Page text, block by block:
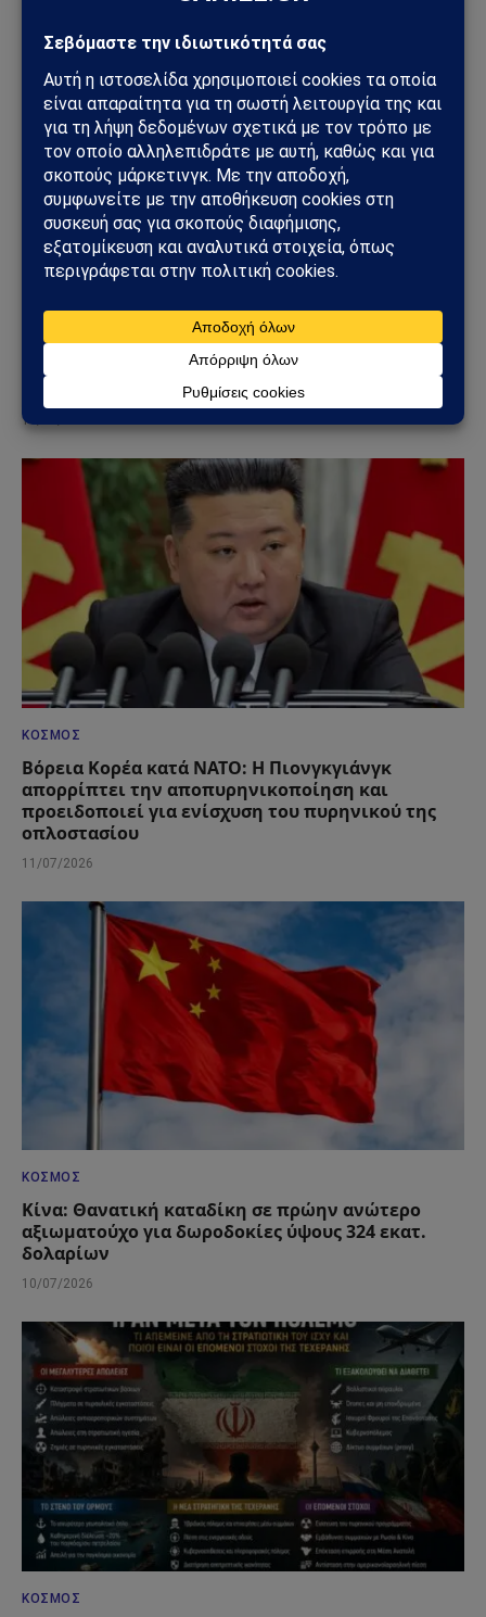
ΚΌΣΜΟΣ
ΗΠΑ – Ιράν: Νέα αμερικανικά πλήγματα,
επιθέσεις στο Ορμούζ και φόβοι για γενικευμένη
ανάφλεξη στη Μέση Ανατολή
14/07/2026
ΚΌΣΜΟΣ
Βόρεια Κορέα κατά ΝΑΤΟ: Η Πιονγκγιάνγκ
απορρίπτει την αποπυρηνικοποίηση και
προειδοποιεί για ενίσχυση του πυρηνικού της
οπλοστασίου
11/07/2026
ΚΌΣΜΟΣ
Κίνα: Θανατική καταδίκη σε πρώην ανώτερο
αξιωματούχο για δωροδοκίες ύψους 324 εκατ.
δολαρίων
10/07/2026
ΚΌΣΜΟΣ